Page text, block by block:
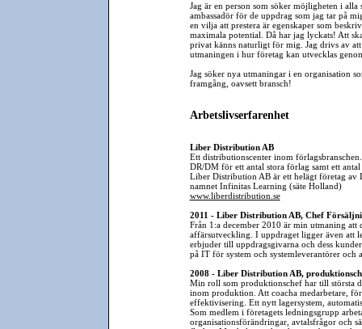
Jag är en person som söker möjligheten i
ambassadör för de uppdrag som jag tar på
en vilja att prestera är egenskaper som
maximala potential. Då har jag lyckats! Att
privat känns naturligt för mig. Jag drivs av
utmaningen i hur företag kan utvecklas
Jag söker nya utmaningar i en organisation
framgång, oavsett bransch!
Arbetslivserfarenhet
Liber Distribution AB
Ett distributionscenter inom
DR/DM för ett antal stora förlag samt ett
Liber Distribution AB är ett helägt företag
namnet Infinitas Learning (säte Holland)
www.liberdistribution.se
2011 - Liber Distribution AB, Chef
Från 1:a december 2010 är min utmaning
affärsutveckling. I uppdraget ligger även att
erbjuder till uppdragsgivarna och dess
på IT för system och systemleverantörer och
2008 - Liber Distribution AB,
Min roll som produktionschef har till största
inom produktion. Att coacha medarbetare,
effektivisering. Ett nytt lagersystem,
Som medlem i företagets ledningsgrupp
organisationsförändringar, avtalsfrågor och